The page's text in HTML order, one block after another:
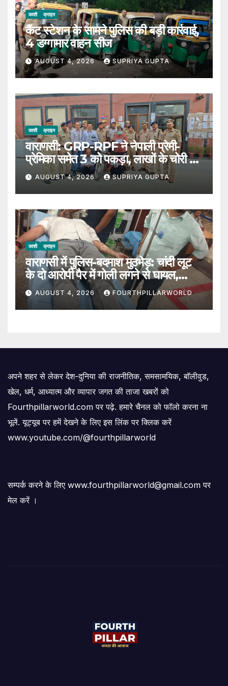
काशी क्राइम
कैंट स्टेशन के सामने पुलिस की बड़ी कार्रवाई,
4 डग्गामार वाहन सीज
AUGUST 4, 2026 SUPRIYA GUPTA
काशी क्राइम
वाराणसी: GRP-RPF ने नेपाली प्रेमी-
प्रेमिका समेत 3 को पकड़ा, लाखों के चोरी का
सामान बरामद
AUGUST 4, 2026 SUPRIYA GUPTA
काशी क्राइम
वाराणसी में पुलिस-बदमाश मुठभेड़: चांदी लूट
के दो आरोपी पैर में गोली लगने से घायल,
SOG प्रभारी भी जख्मी
AUGUST 4, 2026 FOURTHPILLARWORLD
अपने शहर से लेकर देश-दुनिया की राजनीतिक, समसामयिक, बॉलीवुड,
खेल, धर्म, आध्यात्म और व्यापार जगत की ताजा खबरों को
Fourthpillarworld.com पर पढ़े. हमारे चैनल को फॉलो करना ना
भूलें. यूट्यूब पर हमें देखने के लिए इस लिंक पर क्लिक करें
www.youtube.com/@fourthpillarworld
सम्पर्क करने के लिए www.fourthpillarworld@gmail.com पर
मेल करें ।